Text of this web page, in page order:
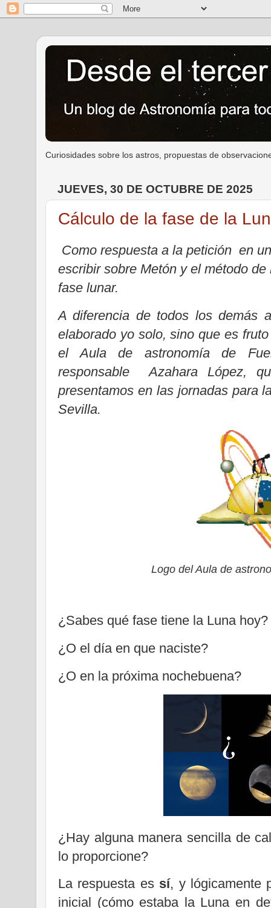
Curiosidades sobre los astros, propuestas de
JUEVES, 30 DE OCTUBRE DE 2025
Cálculo de la fase de la
Como respuesta a la petición en
escribir sobre Metón y el método de
fase lunar.
A diferencia de todos los demás
elaborado yo solo, sino que es
el Aula de astronomía de
responsable Azahara López,
presentamos en las jornadas para
Sevilla.
Logo del Aula de
¿Sabes qué fase tiene la Luna hoy?
¿O el día en que naciste?
¿O en la próxima nochebuena?
¿Hay alguna manera sencilla de
lo proporcione?
La respuesta essí, y lógicamente
inicial (cómo estaba la Luna en